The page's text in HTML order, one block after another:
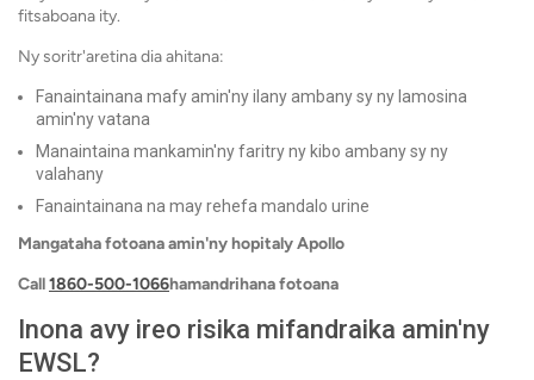
fitsaboana ity.
Ny soritr'aretina dia ahitana:
Fanaintainana mafy amin'ny ilany ambany sy ny lamosina
amin'ny vatana
Manaintaina mankamin'ny faritry ny kibo ambany sy ny
valahany
Fanaintainana na may rehefa mandalo urine
Mangataha fotoana amin'ny hopitaly Apollo
Call1860-500-1066hamandrihana fotoana
Inona avy ireo risika mifandraika amin'ny
EWSL?